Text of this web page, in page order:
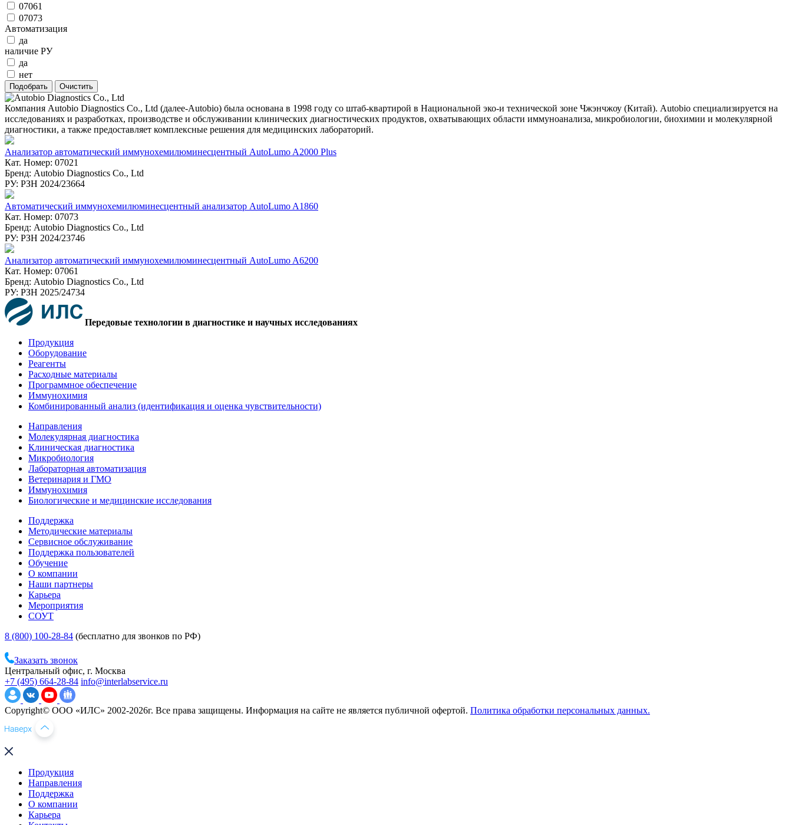
07061
07073
Автоматизация
да
наличие РУ
да
нет
Компания Autobio Diagnostics Co., Ltd (далее-Autobio) была основана в 1998 году со штаб-квартирой в Национальной эко-и технической зоне Чжэнчжоу (Китай). Autobio специализируется на
исследованиях и разработках, производстве и обслуживании клинических диагностических продуктов, охватывающих области иммуноанализа, микробиологии, биохимии и молекулярной
диагностики, а также предоставляет комплексные решения для медицинских лабораторий.
Анализатор автоматический иммунохемилюминесцентный AutoLumo A2000 Plus
Кат. Номер: 07021
Бренд: Autobio Diagnostics Co., Ltd
РУ: РЗН 2024/23664
Автоматический иммунохемилюминесцентный анализатор AutoLumo A1860
Кат. Номер: 07073
Бренд: Autobio Diagnostics Co., Ltd
РУ: РЗН 2024/23746
Анализатор автоматический иммунохемилюминесцентный AutoLumo A6200
Кат. Номер: 07061
Бренд: Autobio Diagnostics Co., Ltd
РУ: РЗН 2025/24734
Передовые технологии в диагностике и научных исследованиях
Продукция
Оборудование
Реагенты
Расходные материалы
Программное обеспечение
Иммунохимия
Комбинированный анализ (идентификация и оценка чувствительности)
Направления
Молекулярная диагностика
Клиническая диагностика
Микробиология
Лабораторная автоматизация
Ветеринария и ГМО
Иммунохимия
Биологические и медицинские исследования
Поддержка
Методические материалы
Сервисное обслуживание
Поддержка пользователей
Обучение
О компании
Наши партнеры
Карьера
Мероприятия
СОУТ
8 (800) 100-28-84 (бесплатно для звонков по РФ)
Заказать звонок
Центральный офис, г. Москва
+7 (495) 664-28-84 info@interlabservice.ru
Copyright© ООО «ИЛС» 2002-2026г. Все права защищены. Информация на сайте не является публичной офертой. Политика обработки персональных данных.
Продукция
Направления
Поддержка
О компании
Карьера